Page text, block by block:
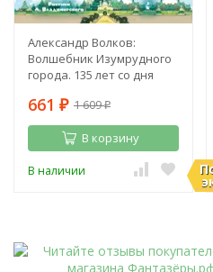
Александр Волков:
Волшебник Изумрудного
города. 135 лет со дня
661 ₽ 1 609₽
В корзину
В наличии